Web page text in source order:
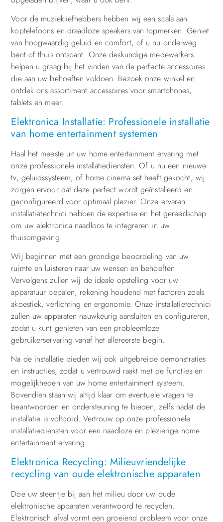
Voor de muziekliefhebbers hebben wij een scala aan
koptelefoons en draadloze speakers van topmerken. Geniet
van hoogwaardig geluid en comfort, of u nu onderweg
bent of thuis ontspant. Onze deskundige medewerkers
helpen u graag bij het vinden van de perfecte accessoires
die aan uw behoeften voldoen. Bezoek onze winkel en
ontdek ons assortiment accessoires voor smartphones,
tablets en meer.
Elektronica Installatie: Professionele installatie
van home entertainment systemen
Haal het meeste uit uw home entertainment ervaring met
onze professionele installatiediensten. Of u nu een nieuwe
tv, geluidssysteem, of home cinema set heeft gekocht, wij
zorgen ervoor dat deze perfect wordt geïnstalleerd en
geconfigureerd voor optimaal plezier. Onze ervaren
installatietechnici hebben de expertise en het gereedschap
om uw elektronica naadloos te integreren in uw
thuisomgeving.
Wij beginnen met een grondige beoordeling van uw
ruimte en luisteren naar uw wensen en behoeften.
Vervolgens zullen wij de ideale opstelling voor uw
apparatuur bepalen, rekening houdend met factoren zoals
akoestiek, verlichting en ergonomie. Onze installatietechnici
zullen uw apparaten nauwkeurig aansluiten en configureren,
zodat u kunt genieten van een probleemloze
gebruikerservaring vanaf het allereerste begin.
Na de installatie bieden wij ook uitgebreide demonstraties
en instructies, zodat u vertrouwd raakt met de functies en
mogelijkheden van uw home entertainment systeem.
Bovendien staan wij altijd klaar om eventuele vragen te
beantwoorden en ondersteuning te bieden, zelfs nadat de
installatie is voltooid. Vertrouw op onze professionele
installatiediensten voor een naadloze en plezierige home
entertainment ervaring.
Elektronica Recycling: Milieuvriendelijke
recycling van oude elektronische apparaten
Doe uw steentje bij aan het milieu door uw oude
elektronische apparaten verantwoord te recyclen.
Elektronisch afval vormt een groeiend probleem voor onze